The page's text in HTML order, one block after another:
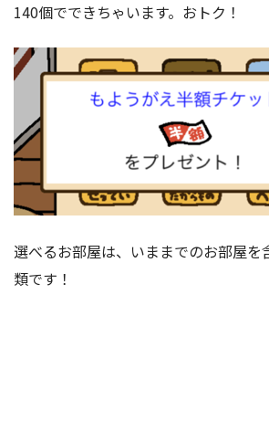
140個でできちゃいます。おトク！
選べるお部屋は、いままでのお部屋を
類です！